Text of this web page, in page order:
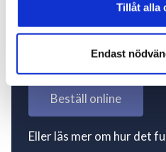
Tillåt alla
Endast
Inte kund
igång nu!
Beställ online
Eller läs mer om hur det